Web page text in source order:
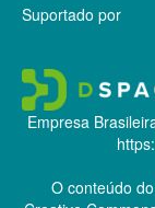
Suportado por
Empresa
O conteúdo